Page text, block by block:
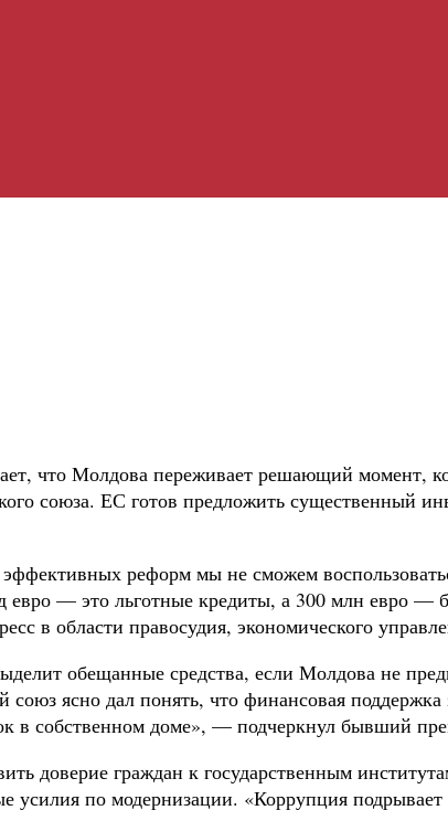
что Молдова переживает решающий момент,
союза. ЕС готов предложить существенный
реформ мы не сможем
— это льготные кредиты, а 300 млн евро —
в области правосудия, экономического
обещанные средства, если Молдова не
ясно дал понять, что финансовая
в собственном доме», — подчеркнул бывший
доверие граждан к государственным
по модернизации. «Коррупция подрывает